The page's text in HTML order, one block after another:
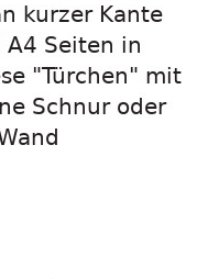
kurzer Kante
Seiten in
"Türchen" mit
Schnur oder